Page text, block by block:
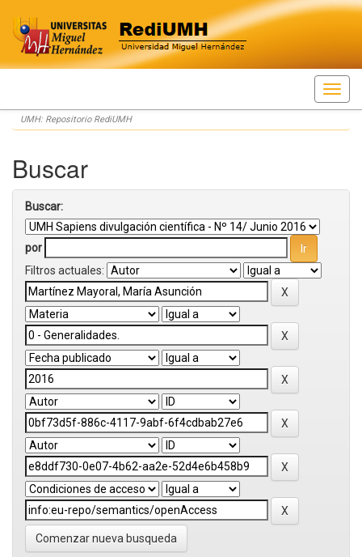
Skip
navigation
UMH: Repositorio RediUMH
Buscar
Buscar:
por
Filtros actuales:
Comenzar nueva busqueda